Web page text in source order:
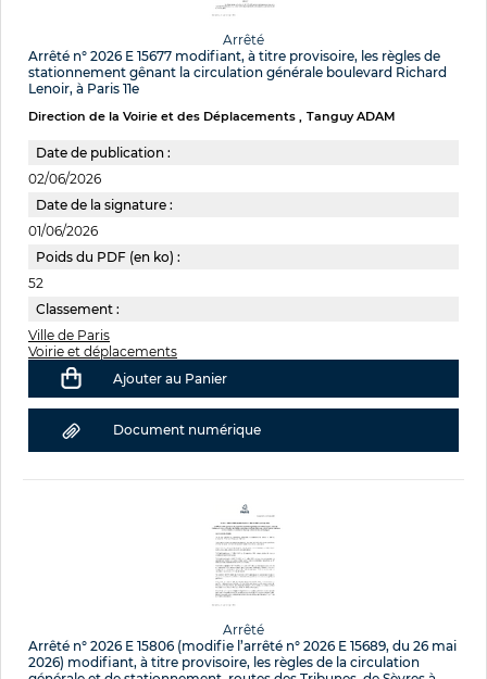
Arrêté
Arrêté n° 2026 E 15677 modifiant, à titre provisoire, les règles de
stationnement gênant la circulation générale boulevard Richard
Lenoir, à Paris 11e
Direction de la Voirie et des Déplacements Tanguy ADAM
Date de publication :
02/06/2026
Date de la signature :
01/06/2026
Poids du PDF (en ko) :
52
Classement :
Ville de Paris
Voirie et déplacements
Ajouter au Panier
Document numérique
Arrêté
Arrêté n° 2026 E 15806 (modifie l’arrêté n° 2026 E 15689, du 26 mai
2026) modifiant, à titre provisoire, les règles de la circulation